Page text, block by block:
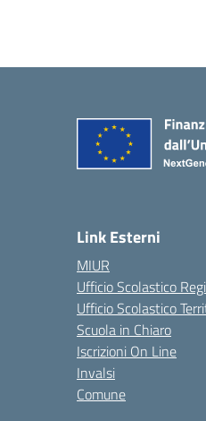
Link Esterni
MIUR
Ufficio Scolastico
Ufficio Scolastico
Scuola in Chiaro
Iscrizioni On Line
Invalsi
Comune